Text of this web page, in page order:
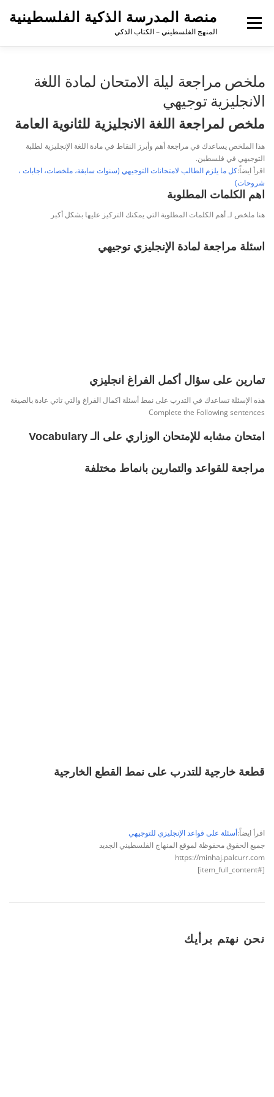
منصة المدرسة الذكية الفلسطينية
المنهج الفلسطيني – الكتاب الذكي
القائمة
ملخص مراجعة ليلة الامتحان لمادة اللغة
الانجليزية توجيهي
ملخص لمراجعة اللغة الانجليزية للثانوية العامة
هذا الملخص يساعدك في مراجعة أهم وأبرز النقاط في مادة اللغة الإنجليزية لطلبة
التوجيهي في فلسطين.
اقرأ ايضاً:كل ما يلزم الطالب لامتحانات التوجيهي (سنوات سابقة، ملخصات، اجابات ،
شروحات)
اهم الكلمات المطلوبة
هنا ملخص لـ أهم الكلمات المطلوبة التي يمكنك التركيز عليها بشكل أكبر
اسئلة مراجعة لمادة الإنجليزي توجيهي
تمارين على سؤال أكمل الفراغ انجليزي
هذه الإسئلة تساعدك في التدرب على نمط أسئلة اكمال الفراغ والتي تاتي عادة بالصيغة
Complete the Following sentences
امتحان مشابه للإمتحان الوزاري على الـ Vocabulary
مراجعة للقواعد والتمارين بانماط مختلفة
قطعة خارجية للتدرب على نمط القطع الخارجية
اقرأ ايضاً:أسئلة على قواعد الإنجليزي للتوجيهي
جميع الحقوق محفوظة لموقع المنهاج الفلسطيني الجديد
https://minhaj.palcurr.com
[#item_full_content]
نحن نهتم برأيك